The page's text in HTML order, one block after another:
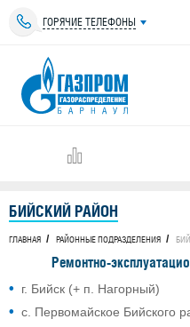
ГОРЯЧИЕ ТЕЛЕФОНЫ
БИЙСКИЙ РАЙОН
ГЛАВНАЯ РАЙОННЫЕ ПОДРАЗДЕЛЕНИЯ
Ремонтно-
г. Бийск (+ п. Нагорный)
с. Первомайское Бийского